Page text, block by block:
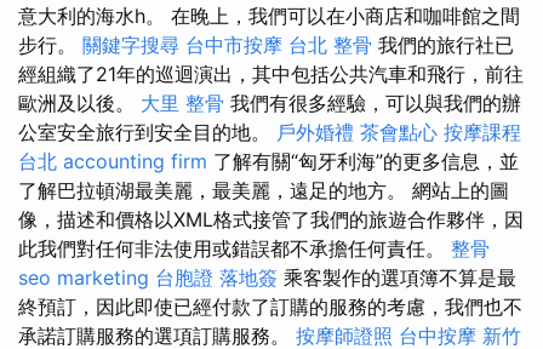
意大利的海水h。 在晚上，我們可以在小商店和咖啡館之間
步行。 關鍵字搜尋 台中市按摩 台北 整骨 我們的旅行社已
經組織了21年的巡迴演出，其中包括公共汽車和飛行，前往
歐洲及以後。 大里 整骨 我們有很多經驗，可以與我們的辦
公室安全旅行到安全目的地。 戶外婚禮 茶會點心 按摩課程
台北 accounting firm 了解有關“匈牙利海”的更多信息，並
了解巴拉頓湖最美麗，最美麗，遠足的地方。 網站上的圖
像，描述和價格以XML格式接管了我們的旅遊合作夥伴，因
此我們對任何非法使用或錯誤都不承擔任何責任。 整骨
seo marketing 台胞證 落地簽 乘客製作的選項簿不算是最
終預訂，因此即使已經付款了訂購的服務的考慮，我們也不
承諾訂購服務的選項訂購服務。 按摩師證照 台中按摩 新竹